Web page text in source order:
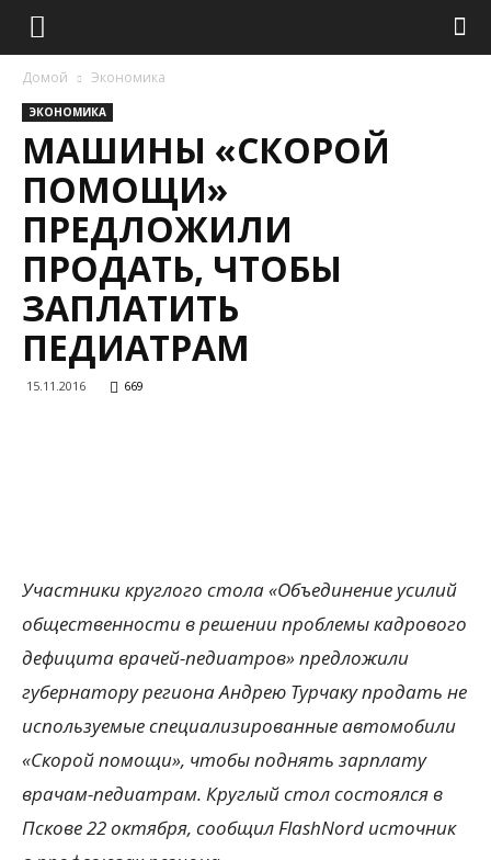
Домой Экономика
ЭКОНОМИКА
МАШИНЫ «СКОРОЙ
ПОМОЩИ»
ПРЕДЛОЖИЛИ
ПРОДАТЬ, ЧТОБЫ
ЗАПЛАТИТЬ
ПЕДИАТРАМ
15.11.2016 669
Участники круглого стола «Объединение усилий
общественности в решении проблемы кадрового
дефицита врачей-педиатров» предложили
губернатору региона Андрею Турчаку продать не
используемые специализированные автомобили
«Скорой помощи», чтобы поднять зарплату
врачам-педиатрам. Круглый стол состоялся в
Пскове 22 октября, сообщил FlashNord источник